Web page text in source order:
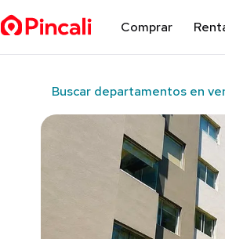
Comprar
Buscar departamentos en